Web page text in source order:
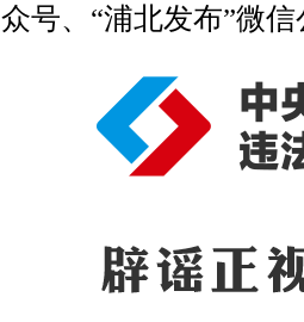
众号、“浦北发布”微